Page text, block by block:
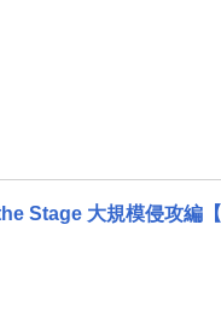
Stage 大規模侵攻編